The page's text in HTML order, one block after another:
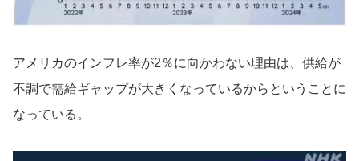
アメリカのインフレ率が2％に向かわない理由は、供給が
不調で需給ギャップが大きくなっているからということに
なっている。